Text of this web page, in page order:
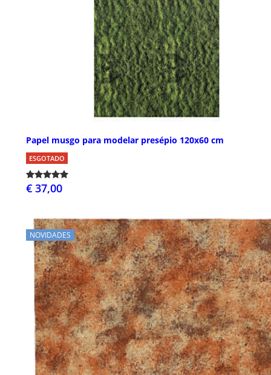
Papel musgo para modelar presépio 120x60 cm
ESGOTADO
€ 37,00
NOVIDADES